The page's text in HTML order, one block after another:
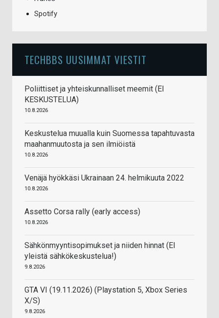
Spotify
TECHBBS UUSIMMAT VIESTIT
Poliittiset ja yhteiskunnalliset meemit (EI
KESKUSTELUA)
10.8.2026
Keskustelua muualla kuin Suomessa tapahtuvasta
maahanmuutosta ja sen ilmiöistä
10.8.2026
Venäjä hyökkäsi Ukrainaan 24. helmikuuta 2022
10.8.2026
Assetto Corsa rally (early access)
10.8.2026
Sähkönmyyntisopimukset ja niiden hinnat (EI
yleistä sähkökeskustelua!)
9.8.2026
GTA VI (19.11.2026) (Playstation 5, Xbox Series
X/S)
9.8.2026